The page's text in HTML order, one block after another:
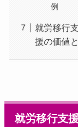
例
就労移行
援の価値
就労移行支